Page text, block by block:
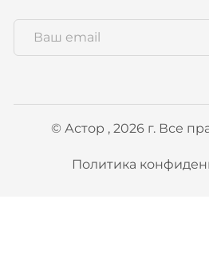
© Астор , 2026 г. Все
Политика